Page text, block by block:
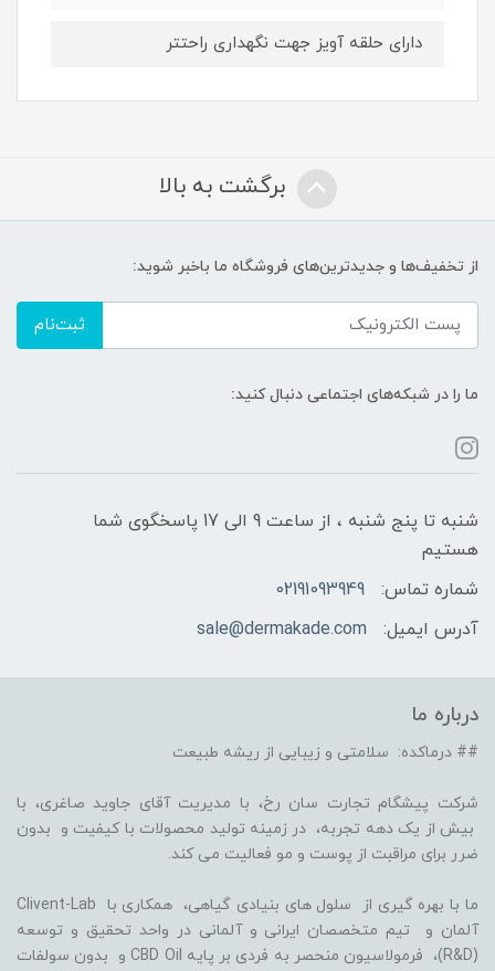
دارای حلقه آویز جهت نگهداری راحتتر
برگشت به بالا
از تخفیف‌ها و جدیدترین‌های فروشگاه ما باخبر شوید:
ثبت‌نام
ما را در شبکه‌های اجتماعی دنبال کنید:
شنبه تا پنج شنبه ، از ساعت 9 الی 17 پاسخگوی شما
هستیم
شماره تماس:
02191093949
آدرس ایمیل:
sale@dermakade.com
درباره ما
## درماکده: سلامتی و زیبایی از ریشه طبیعت
شرکت پیشگام تجارت سان رخ، با مدیریت آقای جاوید صاغری، با
بیش از یک دهه تجربه، در زمینه تولید محصولات با کیفیت و بدون
ضرر برای مراقبت از پوست و مو فعالیت می کند.
ما با بهره گیری از سلول های بنیادی گیاهی، همکاری با Clivent-Lab
آلمان و تیم متخصصان ایرانی و آلمانی در واحد تحقیق و توسعه
(R&D)، فرمولاسیون منحصر به فردی بر پایه CBD Oil و بدون سولفات